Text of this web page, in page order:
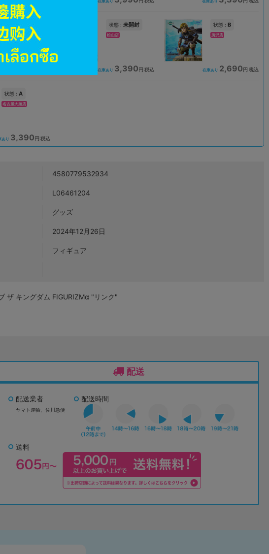
状態 : 未開封
札幌店本館
状態 : 未開封
松山店
在庫あり 3,390円 税込
状態 : B
所沢店
在庫あり 2,690円 税込
状態 : A
名古屋大須店
あり 3,390 円 税込
4580779532934
L06461204
グッズ
2024年12月26日
フィギュア
ザ キングダム FIGURIZMα "リンク"
配送
配送業者
ヤマト運輸、佐川急便
配送時間
送料